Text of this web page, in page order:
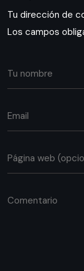
Tu dirección de
Los campos